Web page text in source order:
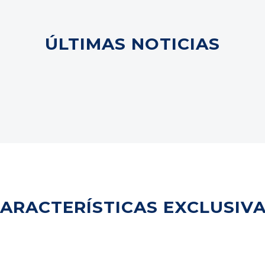
ÚLTIMAS NOTICIAS